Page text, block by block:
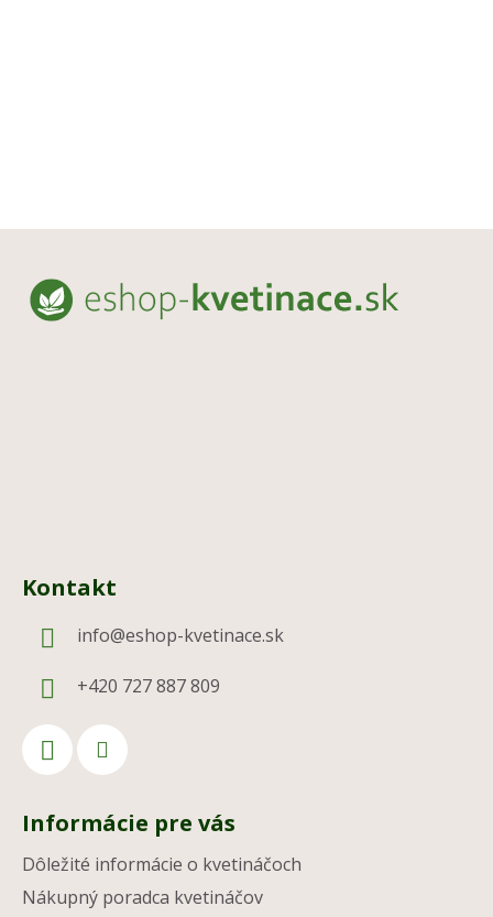
Kontakt
info@eshop-kvetinace.sk
+420 727 887 809
Informácie pre vás
Dôležité informácie o kvetináčoch
Nákupný poradca kvetináčov